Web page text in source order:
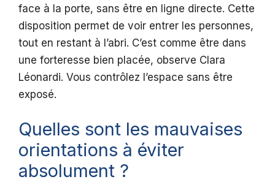
face à la porte, sans être en ligne directe. Cette
disposition permet de voir entrer les personnes,
tout en restant à l’abri. C’est comme être dans
une forteresse bien placée, observe Clara
Léonardi. Vous contrôlez l’espace sans être
exposé.
Quelles sont les mauvaises
orientations à éviter
absolument ?